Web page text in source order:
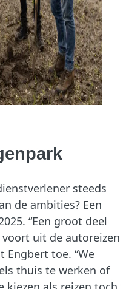
steeds
de ambities? Een
“Een groot deel
uit de autoreizen
Engbert toe. “We
thuis te werken of